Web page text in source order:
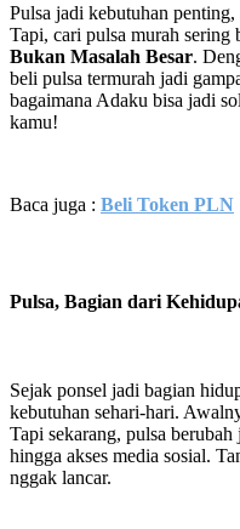
Pulsa jadi kebutuhan
Tapi, cari pulsa murah sering
Bukan Masalah Besar.
beli pulsa termurah jadi
bagaimana Adaku bisa jadi
kamu!
Baca juga : Beli Token PLN
Pulsa, Bagian dari
Sejak ponsel jadi bagian
kebutuhan sehari-hari.
Tapi sekarang, pulsa
hingga akses media sosial.
nggak lancar.